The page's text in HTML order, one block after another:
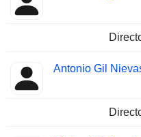
Antonio Gil